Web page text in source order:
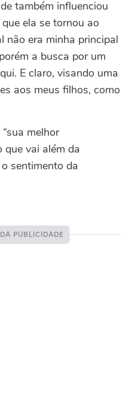
também influenciou
ela se tornou ao
não era minha principal
a busca por um
E claro, visando uma
aos meus filhos, como
melhor
que vai além da
sentimento da